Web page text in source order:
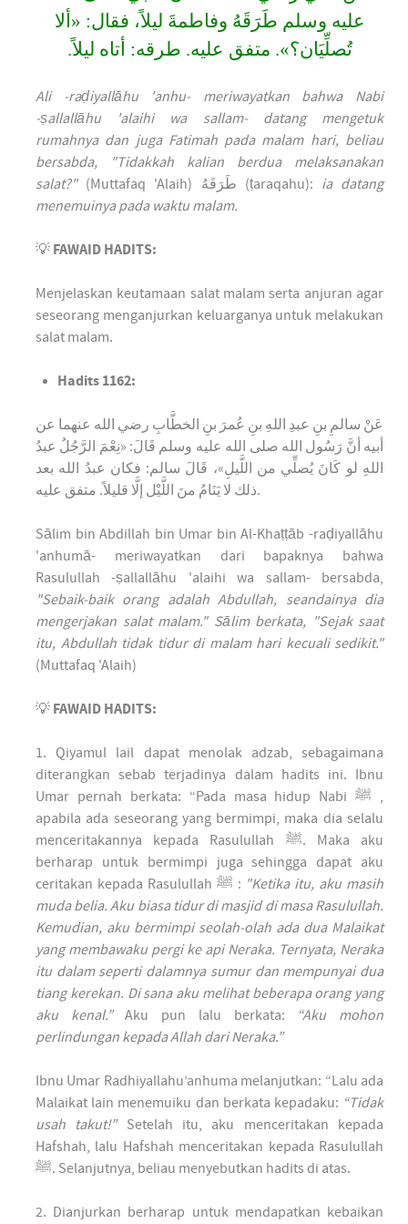
عليه وسلم طَرَقَهُ وفاطمةَ ليلاً، فقال: «ألا
تُصلِّيَان؟». متفق عليه. طرقه: أتاه ليلاً.
Ali -raḍiyallāhu 'anhu- meriwayatkan bahwa Nabi
-ṣallallāhu 'alaihi wa sallam- datang mengetuk
rumahnya dan juga Fatimah pada malam hari, beliau
bersabda, "Tidakkah kalian berdua melaksanakan
salat?"
(Muttafaq 'Alaih) طَرَقَهُ (ṭaraqahu): ia datang
menemuinya pada waktu malam.
💡 FAWAID HADITS:
Menjelaskan keutamaan salat malam serta anjuran agar
seseorang menganjurkan keluarganya untuk melakukan
salat malam.
Hadits 1162:
عَنْ سالمِ بنِ عبدِ اللهِ بنِ عُمرَ بنِ الخطَّابِ رضي الله عنهما عن
أبيه أنَّ رَسُول الله صلى الله عليه وسلم قَالَ: «نِعْمَ الرَّجُلُ عبدُ
اللهِ لو كَانَ يُصلِّي من اللَّيلِ»، قَالَ سالم: فكان عبدُ الله بعد
ذلك لا يَنَامُ منَ اللَّيْل إلَّا قليلاً. متفق عليه.
Sālim bin Abdillah bin Umar bin Al-Khaṭṭāb -raḍiyallāhu
'anhumā- meriwayatkan dari bapaknya bahwa
Rasulullah -ṣallallāhu 'alaihi wa sallam- bersabda,
"Sebaik-baik orang adalah Abdullah, seandainya dia
mengerjakan salat malam." Sālim berkata, "Sejak saat
itu, Abdullah tidak tidur di malam hari kecuali sedikit."
(Muttafaq 'Alaih)
💡 FAWAID HADITS:
1. Qiyamul lail dapat menolak adzab, sebagaimana
diterangkan sebab terjadinya dalam hadits ini. Ibnu
Umar pernah berkata: “Pada masa hidup Nabi ﷺ ,
apabila ada seseorang yang bermimpi, maka dia selalu
menceritakannya kepada Rasulullah ﷺ. Maka aku
berharap untuk bermimpi juga sehingga dapat aku
ceritakan kepada Rasulullah ﷺ : "Ketika itu, aku masih
muda belia. Aku biasa tidur di masjid di masa Rasulullah.
Kemudian, aku bermimpi seolah-olah ada dua Malaikat
yang membawaku pergi ke api Neraka. Ternyata, Neraka
itu dalam seperti dalamnya sumur dan mempunyai dua
tiang kerekan. Di sana aku melihat beberapa orang yang
aku kenal.”Aku pun lalu berkata:
“Aku mohon
perlindungan kepada Allah dari Neraka.”
Ibnu Umar Radhiyallahu’anhuma melanjutkan: “Lalu ada
Malaikat lain menemuiku dan berkata kepadaku: “Tidak
usah takut!”Setelah itu, aku menceritakan kepada
Hafshah, lalu Hafshah menceritakan kepada Rasulullah
ﷺ. Selanjutnya, beliau menyebutkan hadits di atas.
2. Dianjurkan berharap untuk mendapatkan kebaikan